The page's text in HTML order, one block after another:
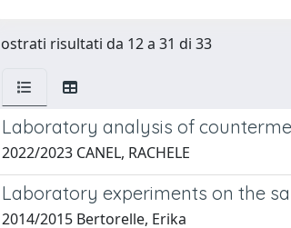
risultati da 12 a 31 di 33
Laboratory analysis of
2022/2023 CANEL, RACHELE
Laboratory experiments on the
2014/2015 Bertorelle, Erika